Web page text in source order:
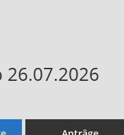
26.07.2026